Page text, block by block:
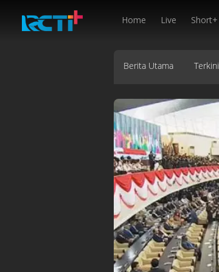
Home Live Short+
Berita Utama Terkini